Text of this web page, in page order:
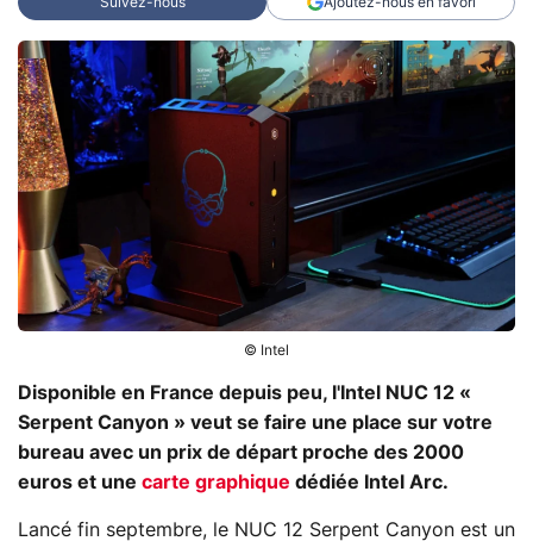
© Intel
Disponible en France depuis peu, l'Intel NUC 12 «
Serpent Canyon » veut se faire une place sur votre
bureau avec un prix de départ proche des 2000
euros et une carte graphique dédiée Intel Arc.
Lancé fin septembre, le NUC 12 Serpent Canyon est un